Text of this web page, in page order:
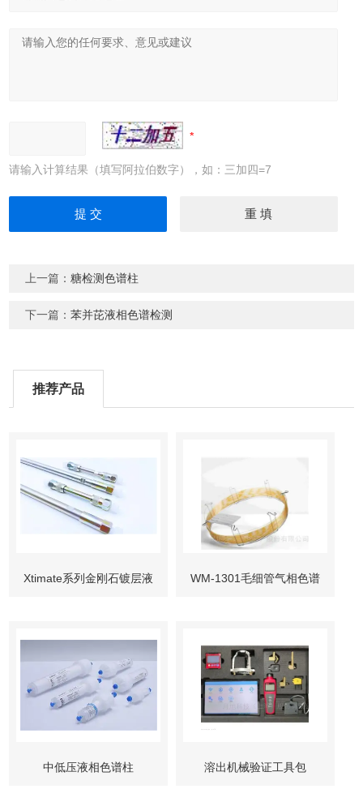
请输入计算结果（填写阿拉伯数字），如：三加四=7
上一篇：糖检测色谱柱
下一篇：苯并芘液相色谱检测
推荐产品
Xtimate系列金刚石镀层液 WM-1301毛细管气相色谱
中低压液相色谱柱 溶出机械验证工具包